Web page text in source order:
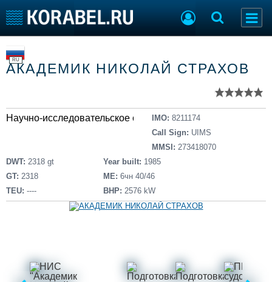
Тип судна
Добавить судно
Добавить проект
Судостроение
Пульс
Репутация
Работа
Крюинг
Торговая площадка
Доска объявлений
Продажа флота
Оборудование
Изделия
Материалы
Услуги
Конференции
Выставки и семинары
Галерея флота
RU
АКАДЕМИК НИКОЛАЙ СТРАХОВ
Научно-исследовательское судноIMO: 8211174
Call Sign: UIMS
MMSI: 273418070
DWT: 2318 gt
GT: 2318
TEU: ----
Year built: 1985
ME: 6чн 40/46
BHP: 2576 kW